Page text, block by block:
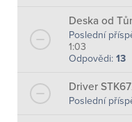
Deska od
Poslední
1:03
Odpovědi: 13
Driver
Poslední